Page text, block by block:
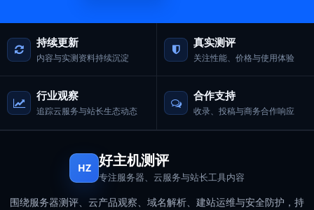
持续更新
内容与实测资料持续沉淀
真实测评
关注性能、价格与使用体验
行业观察
追踪云服务与站长生态动态
合作支持
收录、投稿与商务合作响应
HZ 好主机测评
专注服务器、云服务与站长工具内容
围绕服务器测评、云产品观察、域名解析、建站运维与安全防护，持